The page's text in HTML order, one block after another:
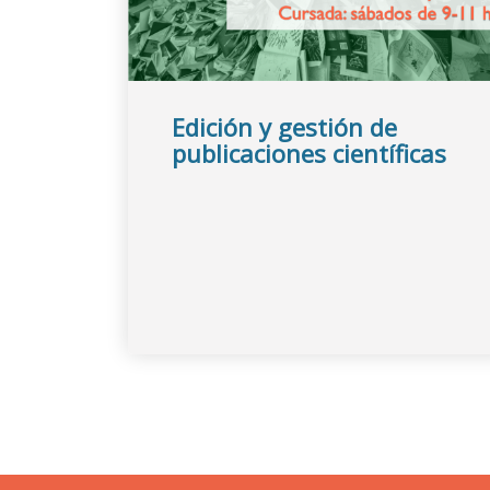
Edición y gestión de
publicaciones científicas